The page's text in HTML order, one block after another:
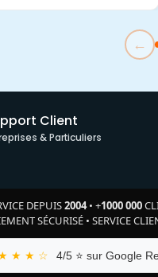
←
Client
& Particuliers
DEPUIS2004• +1000 000
SÉCURISÉ • SERVICE
★ ★ ☆ 4/5 ⭐ sur Google